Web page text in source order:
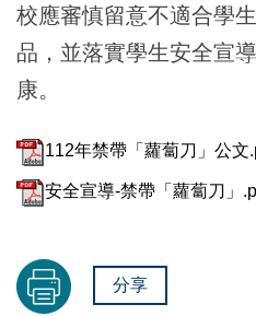
校應審慎留意不適合學
品，並落實學生安全宣
康。
112年禁帶「蘿蔔刀」公文
安全宣導-禁帶「蘿蔔刀」
分享